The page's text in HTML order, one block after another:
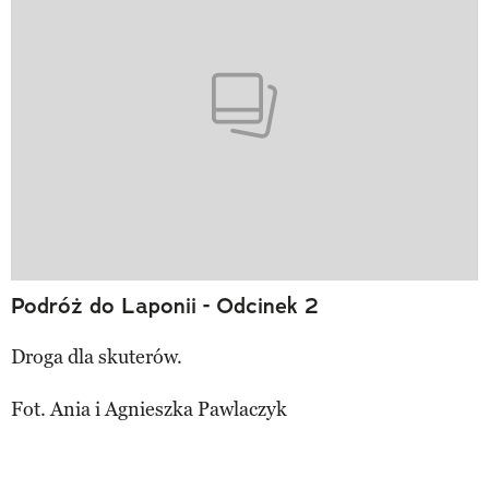
Podróż do Laponii - Odcinek 2
Droga dla skuterów.
Fot. Ania i Agnieszka Pawlaczyk